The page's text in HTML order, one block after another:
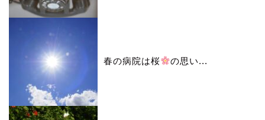
春の病院は桜 の思い...